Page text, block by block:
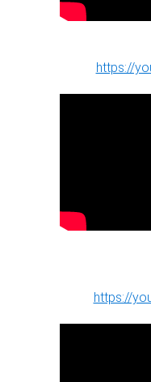
https://
https://